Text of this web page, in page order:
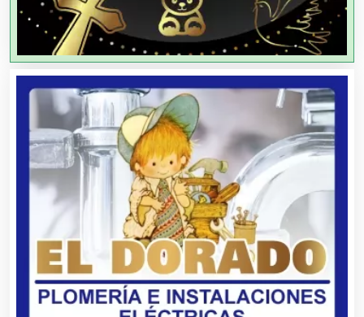
Agricultores
Agricultura y Ganadería
Agua Purificada
Aire Acondicionado
Alarmas